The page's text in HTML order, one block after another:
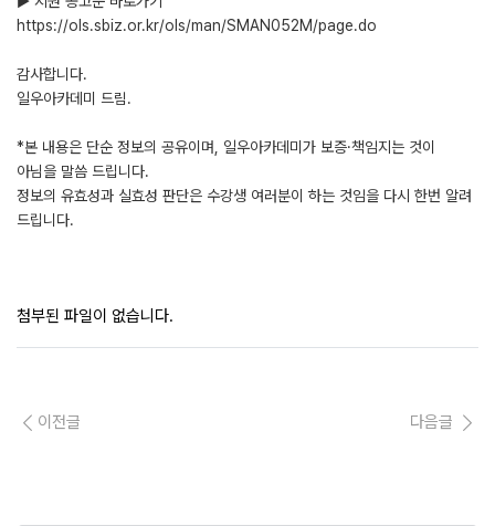
https://ols.sbiz.or.kr/ols/man/SMAN052M/page.do
감사합니다.
일우아카데미 드림.
*본 내용은 단순 정보의 공유이며, 일우아카데미가 보증·책임지는 것이
아님을 말씀 드립니다.
정보의 유효성과 실효성 판단은 수강생 여러분이 하는 것임을 다시 한번 알려
드립니다.
첨부된 파일이 없습니다.
이전글 다음글